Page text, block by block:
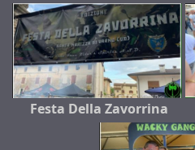
Festa Della Zavorrina